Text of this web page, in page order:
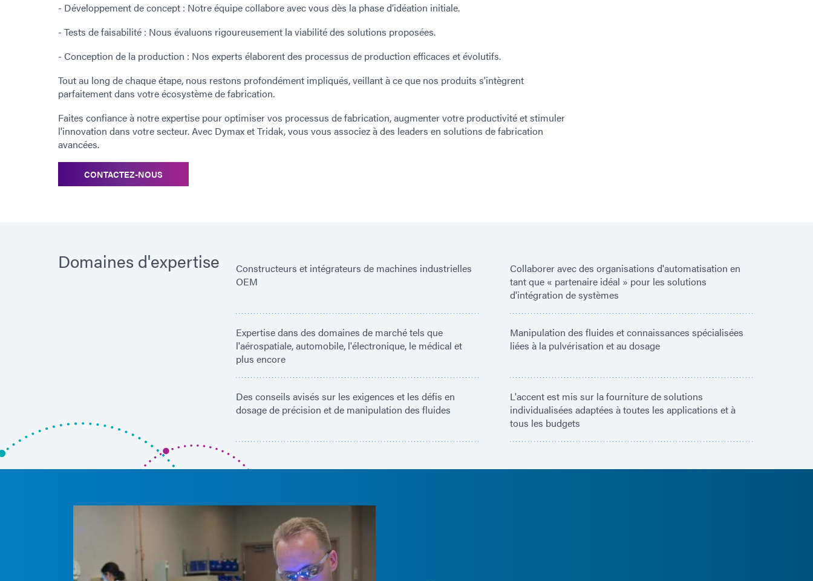
- Développement de concept : Notre équipe collabore avec vous dès la phase d’idéation initiale.
- Tests de faisabilité : Nous évaluons rigoureusement la viabilité des solutions proposées.
- Conception de la production : Nos experts élaborent des processus de production efficaces et évolutifs.
Tout au long de chaque étape, nous restons profondément impliqués, veillant à ce que nos produits s'intègrent
parfaitement dans votre écosystème de fabrication.
Faites confiance à notre expertise pour optimiser vos processus de fabrication, augmenter votre productivité et stimuler
l'innovation dans votre secteur. Avec Dymax et Tridak, vous vous associez à des leaders en solutions de fabrication
avancées.
CONTACTEZ-NOUS
Domaines d'expertise
Constructeurs et intégrateurs de machines industrielles
OEM
Collaborer avec des organisations d'automatisation en
tant que « partenaire idéal » pour les solutions
d'intégration de systèmes
Expertise dans des domaines de marché tels que
l'aérospatiale, automobile, l'électronique, le médical et
plus encore
Manipulation des fluides et connaissances spécialisées
liées à la pulvérisation et au dosage
Des conseils avisés sur les exigences et les défis en
dosage de précision et de manipulation des fluides
L'accent est mis sur la fourniture de solutions
individualisées adaptées à toutes les applications et à
tous les budgets